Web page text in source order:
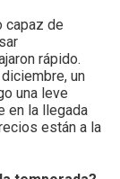
capaz de
rápido.
un
una leve
en la llegada
están a la